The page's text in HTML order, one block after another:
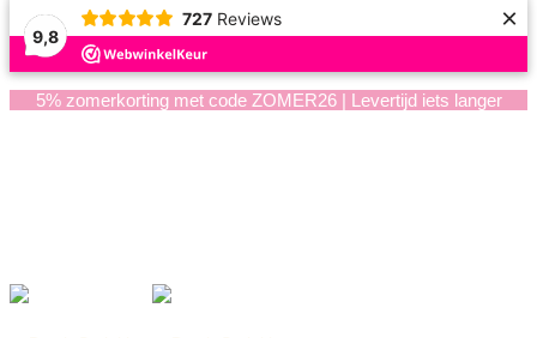
9,8
727 Reviews ×
5% zomerkorting met code ZOMER26 | Levertijd iets langer